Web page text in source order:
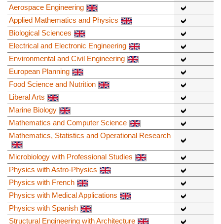
Aerospace Engineering
Applied Mathematics and Physics
Biological Sciences
Electrical and Electronic Engineering
Environmental and Civil Engineering
European Planning
Food Science and Nutrition
Liberal Arts
Marine Biology
Mathematics and Computer Science
Mathematics, Statistics and Operational Research
Microbiology with Professional Studies
Physics with Astro-Physics
Physics with French
Physics with Medical Applications
Physics with Spanish
Structural Engineering with Architecture